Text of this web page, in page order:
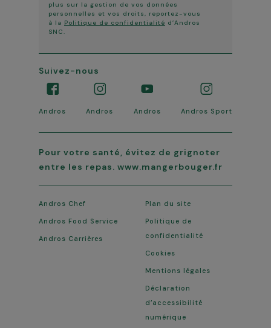
plus sur la gestion de vos données
personnelles et vos droits, reportez-vous
à la Politique de confidentialité d’Andros
SNC.
Plan du site
Politique de
confidentialité
Cookies
Mentions légales
Déclaration
d’accessibilité
numérique
Andros Chef
Andros Food Service
Andros Carrières
Suivez-nous
Andros Andros Andros Andros Sport
Pour votre santé, évitez de grignoter
entre les repas. www.mangerbouger.fr